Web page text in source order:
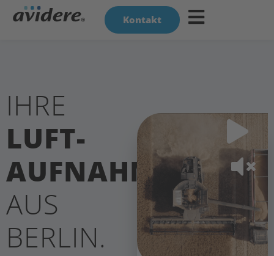
Kontakt
IHRE
LUFT­
AUFNAHMEN
AUS
BERLIN.